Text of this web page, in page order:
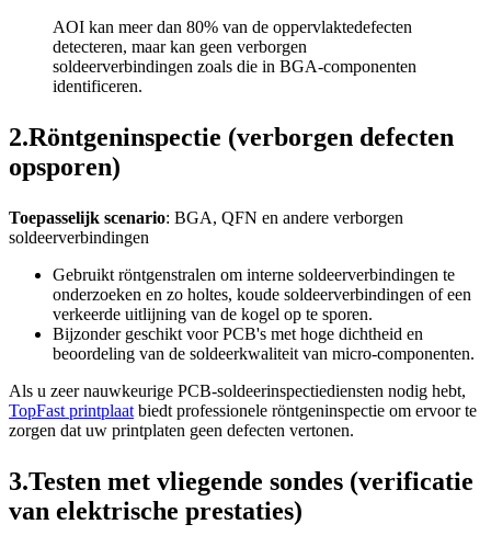
AOI kan meer dan 80% van de oppervlaktedefecten
detecteren, maar kan geen verborgen
soldeerverbindingen zoals die in BGA-componenten
identificeren.
2.Röntgeninspectie (verborgen defecten
opsporen)
Toepasselijk scenario: BGA, QFN en andere verborgen
soldeerverbindingen
Gebruikt röntgenstralen om interne soldeerverbindingen te
onderzoeken en zo holtes, koude soldeerverbindingen of een
verkeerde uitlijning van de kogel op te sporen.
Bijzonder geschikt voor PCB's met hoge dichtheid en
beoordeling van de soldeerkwaliteit van micro-componenten.
Als u zeer nauwkeurige PCB-soldeerinspectiediensten nodig hebt,
TopFast printplaat biedt professionele röntgeninspectie om ervoor te
zorgen dat uw printplaten geen defecten vertonen.
3.Testen met vliegende sondes (verificatie
van elektrische prestaties)